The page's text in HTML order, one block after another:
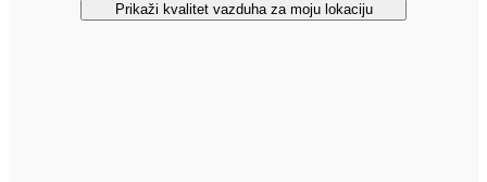
Prikaži kvalitet vazduha za moju lokaciju